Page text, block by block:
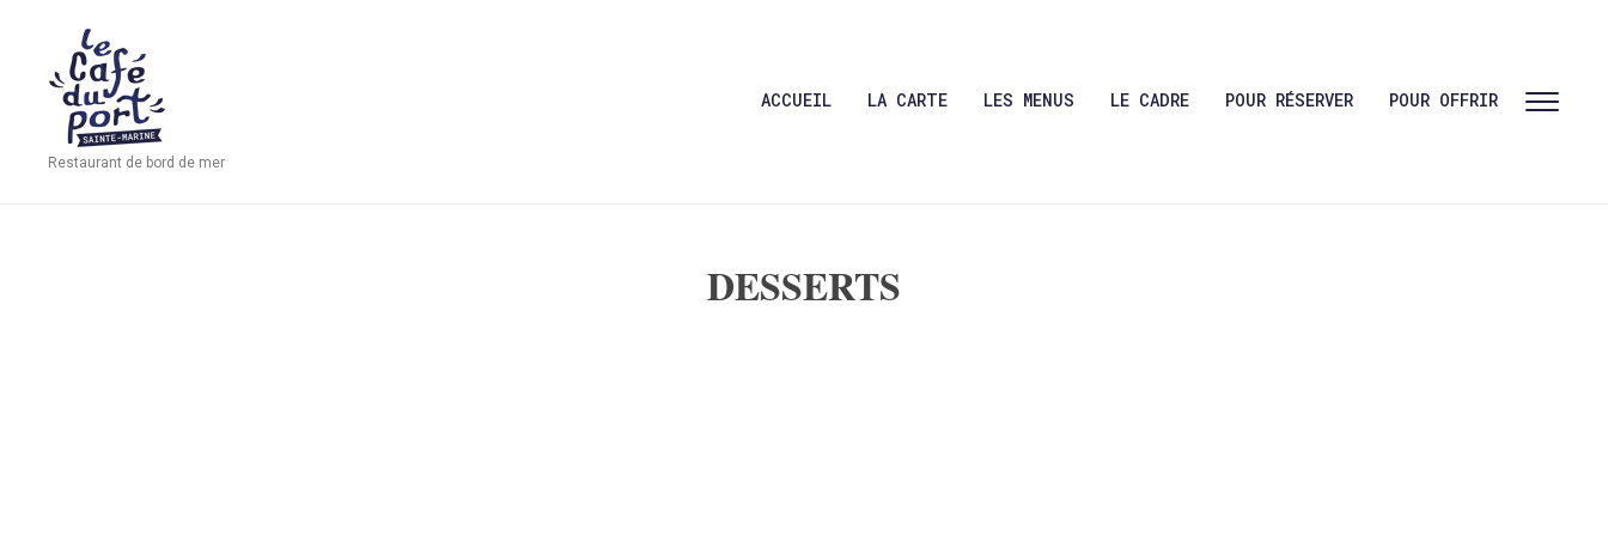
Restaurant de bord de mer
ACCUEIL LA CARTE LES MENUS LE CADRE POUR RÉSERVER POUR OFFRIR
DESSERTS